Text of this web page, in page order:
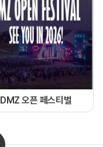
DMZ 오픈 페스티벌